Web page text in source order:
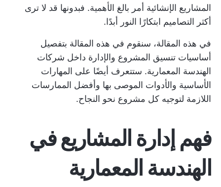
المشاريع الإنشائية أمر بالغ الأهمية. فبدونها قد لا ترى
أكثر التصاميم ابتكارًا النور أبدًا.
في هذه المقالة، سنقوم في هذه المقالة بتفصيل
أساسيات تنسيق المشروع والإدارة داخل شركات
الهندسة المعمارية. ستتعرف أيضًا على المهارات
الأساسية والأدوات الموصى بها وأفضل الممارسات
اللازمة لتوجيه كل مشروع نحو النجاح.
فهم إدارة المشاريع في
الهندسة المعمارية